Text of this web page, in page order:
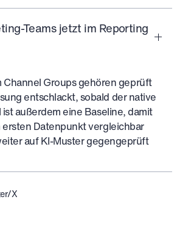
Teams jetzt im Reporting
Groups gehören geprüft
entschlackt, sobald der native
außerdem eine Baseline, damit
ersten Datenpunkt vergleichbar
auf KI-Muster gegengeprüft
X